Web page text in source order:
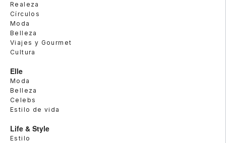
Realeza
Círculos
Moda
Belleza
Viajes y Gourmet
Cultura
Elle
Moda
Belleza
Celebs
Estilo de vida
Life & Style
Estilo